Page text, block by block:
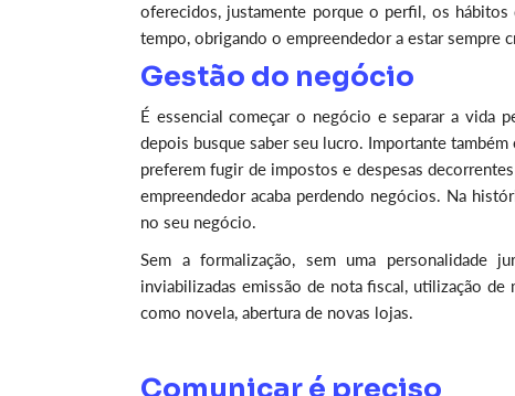
oferecidos, justamente porque o perfil, os
tempo, obrigando o empreendedor a estar sempre
Gestão do negócio
É essencial começar o negócio e separar a vida
depois busque saber seu lucro. Importante
preferem fugir de impostos e despesas
empreendedor acaba perdendo negócios. Na
no seu negócio.
Sem a formalização, sem uma personalidade
inviabilizadas emissão de nota fiscal, utilização de
como novela, abertura de novas lojas.
Comunicar é preciso